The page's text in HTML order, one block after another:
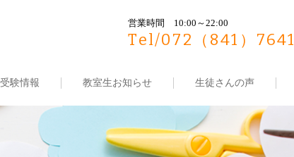
営業時間 10:00～22:00
Tel/072（841）7641
受験情報 教室生お知らせ 生徒さんの声